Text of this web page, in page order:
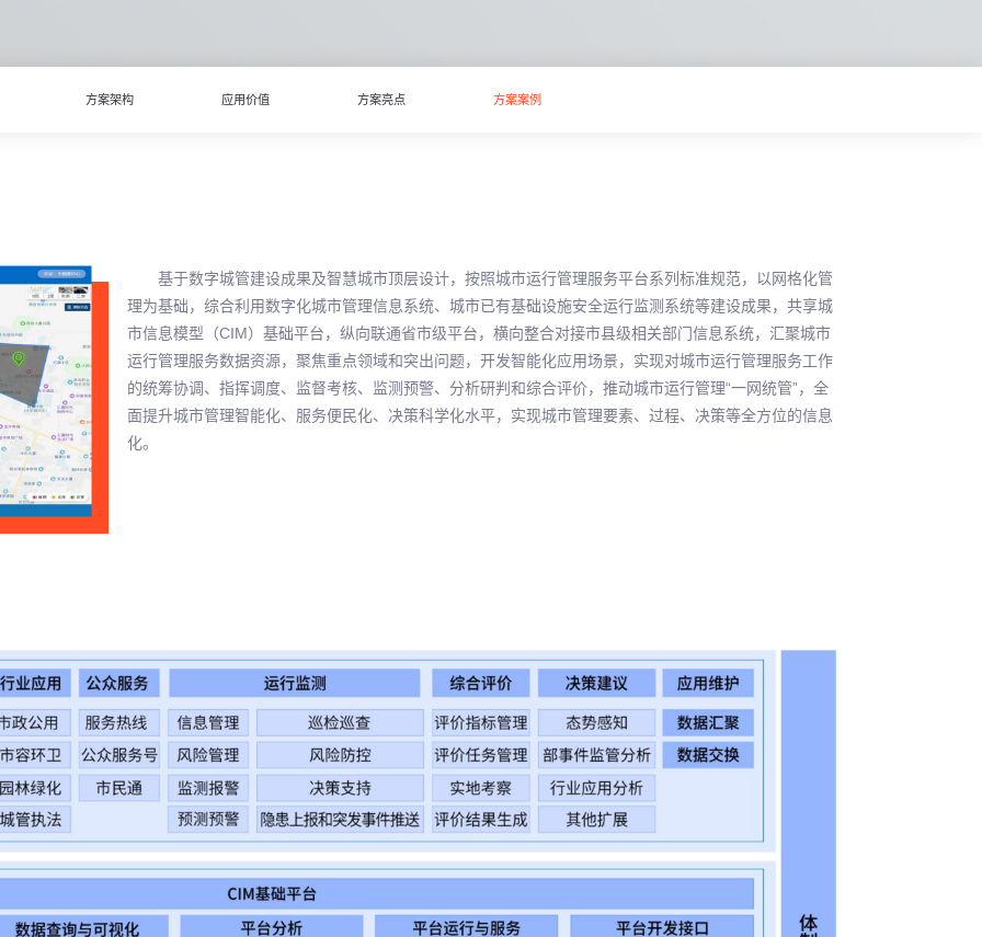
方案架构 应用价值 方案亮点 方案案例
基于数字城管建设成果及智慧城市顶层设计，按照城市运行管理服务平台系列标准规范，以网格化管
理为基础，综合利用数字化城市管理信息系统、城市已有基础设施安全运行监测系统等建设成果，共享城
市信息模型（CIM）基础平台，纵向联通省市级平台，横向整合对接市县级相关部门信息系统，汇聚城市
运行管理服务数据资源，聚焦重点领域和突出问题，开发智能化应用场景，实现对城市运行管理服务工作
的统筹协调、指挥调度、监督考核、监测预警、分析研判和综合评价，推动城市运行管理“一网统管”，全
面提升城市管理智能化、服务便民化、决策科学化水平，实现城市管理要素、过程、决策等全方位的信息
化。